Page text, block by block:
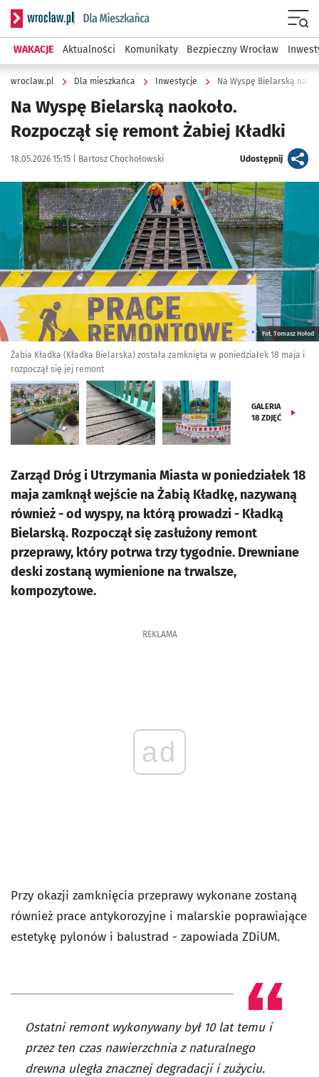
Serwis informacyjny wroclaw.pl podserwis: Dla mieszkańca
WAKACJE Aktualności Komunikaty Bezpieczny Wrocław
wroclaw.pl Dla mieszkańca Inwestycje Na Wyspę Bielarską
Na Wyspę Bielarską naokoło.
Rozpoczął się remont Żabiej Kładki
Data publikacji:
18.05.2026 15:15 | Autor:
Bartosz Chochołowski Udostępnijartykuł
Kliknij, aby zobaczyć galerię
Fot. Tomasz Hołod
Żabia Kładka (Kładka Bielarska) została zamknięta w poniedziałek 18 maja i
rozpoczął się jej remont
GALERIA
18 ZDJĘĆ
Zarząd Dróg i Utrzymania Miasta w poniedziałek 18
maja zamknął wejście na Żabią Kładkę, nazywaną
również - od wyspy, na którą prowadzi - Kładką
Bielarską. Rozpoczął się zasłużony remont
przeprawy, który potrwa trzy tygodnie. Drewniane
deski zostaną wymienione na trwalsze,
kompozytowe.
REKLAMA
ad
Przy okazji zamknięcia przeprawy wykonane zostaną
również prace antykorozyjne i malarskie poprawiające
estetykę pylonów i balustrad - zapowiada ZDiUM.
Ostatni remont wykonywany był 10 lat temu i
przez ten czas nawierzchnia z naturalnego
drewna uległa znacznej degradacji i zużyciu.